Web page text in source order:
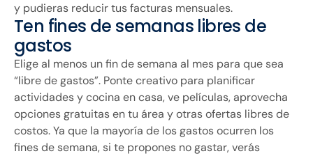
y pudieras reducir tus facturas mensuales.
Ten fines de semanas libres de
gastos
Elige al menos un fin de semana al mes para que sea
“libre de gastos”. Ponte creativo para planificar
actividades y cocina en casa, ve películas, aprovecha
opciones gratuitas en tu área y otras ofertas libres de
costos. Ya que la mayoría de los gastos ocurren los
fines de semana, si te propones no gastar, verás